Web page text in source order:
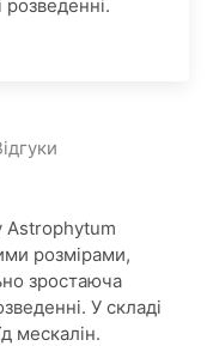
розведенні.
Astrophytum
розмірами,
зростаюча
У складі
мескалін.